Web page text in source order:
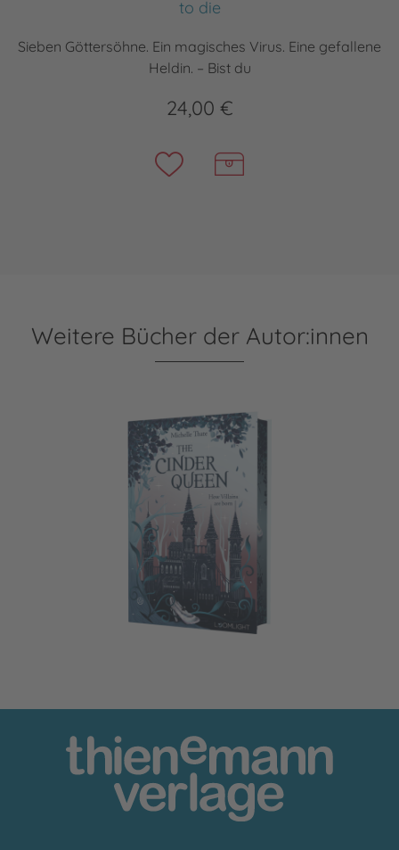
to die
Sieben Göttersöhne. Ein magisches Virus. Eine gefallene
Heldin. – Bist du
24,00 €
Weitere Bücher der Autor:innen
The Cinder Queen 1: How Villains are born